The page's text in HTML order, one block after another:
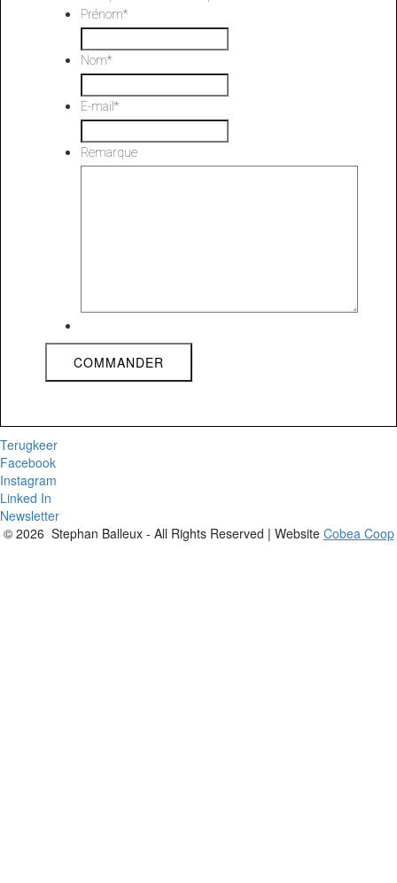
Prénom*
Nom*
E-mail *
Remarque
Terugkeer
Facebook
Instagram
Linked In
Newsletter
© 2026 Stephan Balleux - All Rights Reserved | Website Cobea Coop